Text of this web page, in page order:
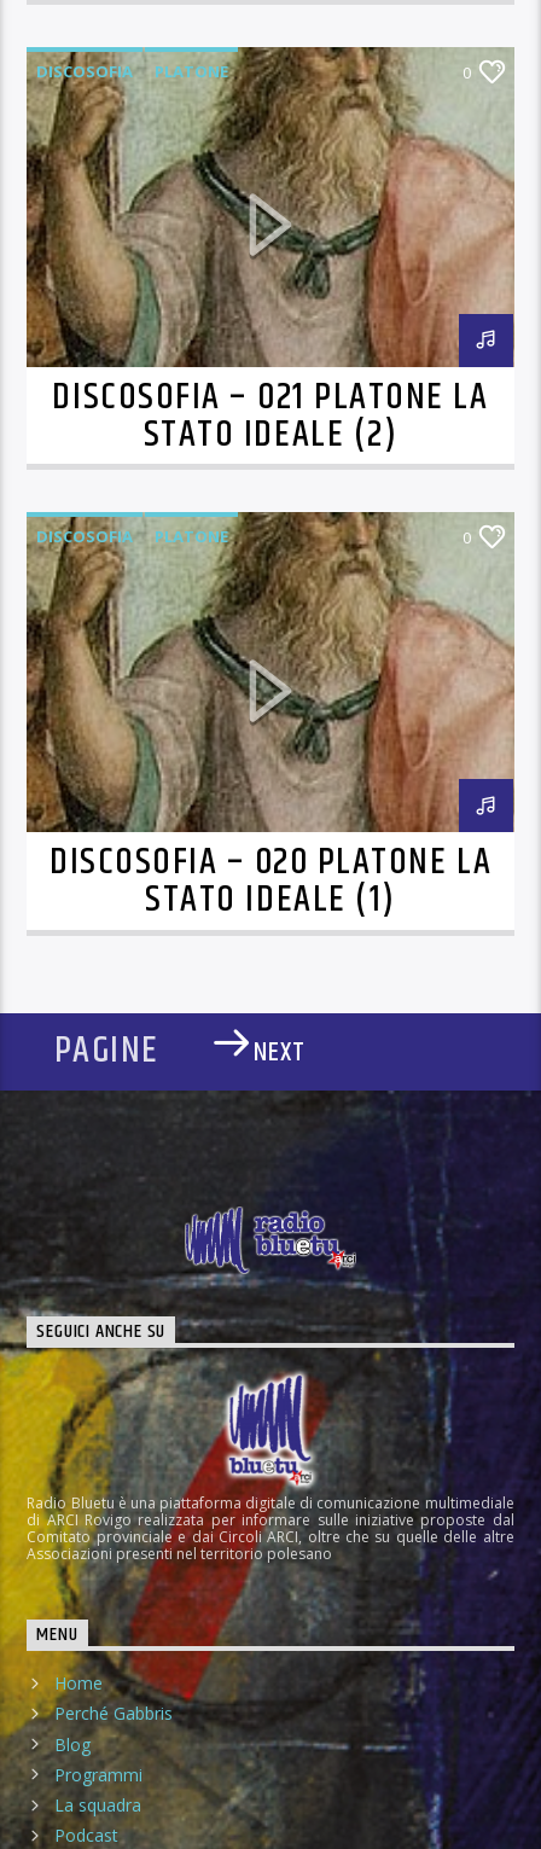
DISCOSOFIA PLATONE 0
DISCOSOFIA – 021 PLATONE LA
STATO IDEALE (2)
DISCOSOFIA PLATONE 0
DISCOSOFIA – 020 PLATONE LA
STATO IDEALE (1)
PAGINE NEXT
SEGUICI ANCHE SU
Radio Bluetu è una piattaforma digitale di comunicazione multimediale
di ARCI Rovigo realizzata per informare sulle iniziative proposte dal
Comitato provinciale e dai Circoli ARCI, oltre che su quelle delle altre
Associazioni presenti nel territorio polesano
MENU
Home
Perché Gabbris
Blog
Programmi
La squadra
Podcast